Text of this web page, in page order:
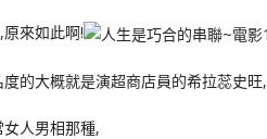
來如此啊!
的大概就是演超商店員的希拉蕊史旺,
人男相那種,